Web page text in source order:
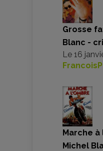
Grosse
Blanc -
Le 16
FrancoisP
Marche à
Michel